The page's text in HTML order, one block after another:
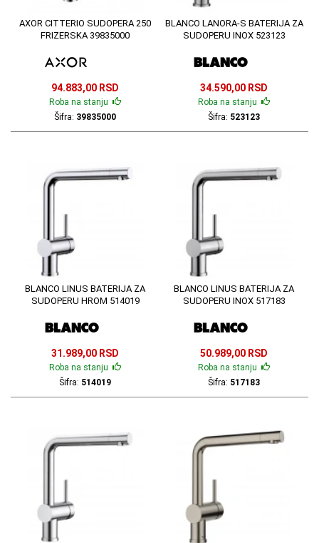
AXOR CITTERIO SUDOPERA 250
FRIZERSKA 39835000
94.883,00 RSD
Roba na stanju
Šifra: 39835000
BLANCO LANORA-S BATERIJA ZA
SUDOPERU INOX 523123
34.590,00 RSD
Roba na stanju
Šifra: 523123
BLANCO LINUS BATERIJA ZA
SUDOPERU HROM 514019
31.989,00 RSD
Roba na stanju
Šifra: 514019
BLANCO LINUS BATERIJA ZA
SUDOPERU INOX 517183
50.989,00 RSD
Roba na stanju
Šifra: 517183